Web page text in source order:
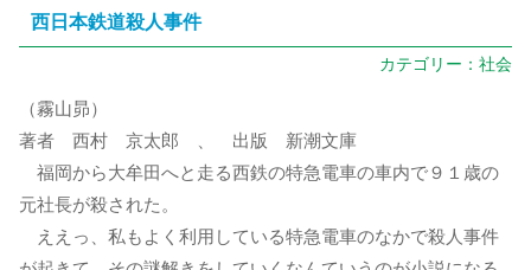
西日本鉄道殺人事件
カテゴリー： 社会
（霧山昴）
著者 西村 京太郎 、 出版 新潮文庫
福岡から大牟田へと走る西鉄の特急電車の車内で９１歳の
元社長が殺された。
ええっ、私もよく利用している特急電車のなかで殺人事件